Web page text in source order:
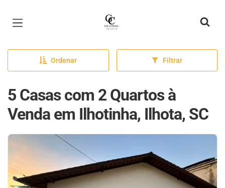
Página inicial
Ordenar Filtrar
5 Casas com 2 Quartos à
Venda em Ilhotinha, Ilhota, SC